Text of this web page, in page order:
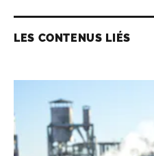
LES CONTENUS LIÉS